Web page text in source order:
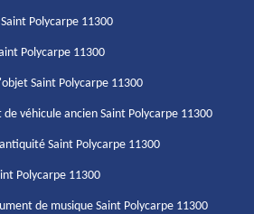
Polycarpe 11300
Polycarpe 11300
Saint Polycarpe 11300
véhicule ancien Saint Polycarpe 11300
Saint Polycarpe 11300
Polycarpe 11300
de musique Saint Polycarpe 11300